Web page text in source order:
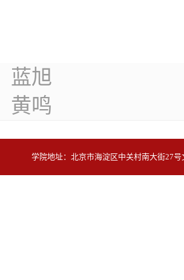
蓝旭
​黄鸣
学院地址：北京市海淀区中关村南大街27